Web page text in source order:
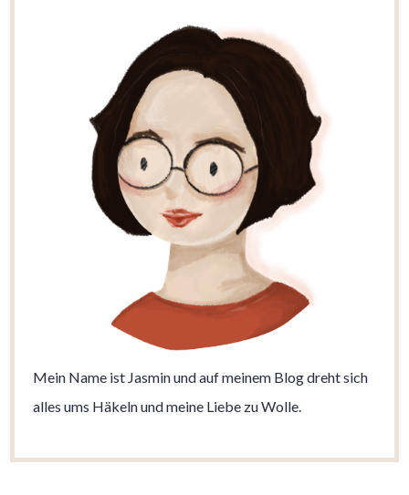
Mein Name ist Jasmin und auf meinem Blog dreht sich
alles ums Häkeln und meine Liebe zu Wolle.